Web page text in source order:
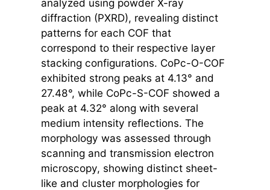
diffraction (PXRD), revealing distinct
patterns for each COF that
correspond to their respective layer
stacking configurations. CoPc-O-COF
exhibited strong peaks at 4.13° and
27.48°, while CoPc-S-COF showed a
peak at 4.32° along with several
medium intensity reflections. The
morphology was assessed through
scanning and transmission electron
microscopy, showing distinct sheet-
like and cluster morphologies for